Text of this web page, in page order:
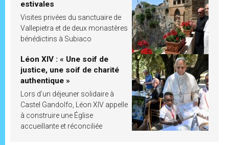
estivales
Visites privées du sanctuaire de
Vallepietra et de deux monastères
bénédictins à Subiaco
Léon XIV : « Une soif de
justice, une soif de charité
authentique »
Lors d’un déjeuner solidaire à
Castel Gandolfo, Léon XIV appelle
à construire une Église
accueillante et réconciliée